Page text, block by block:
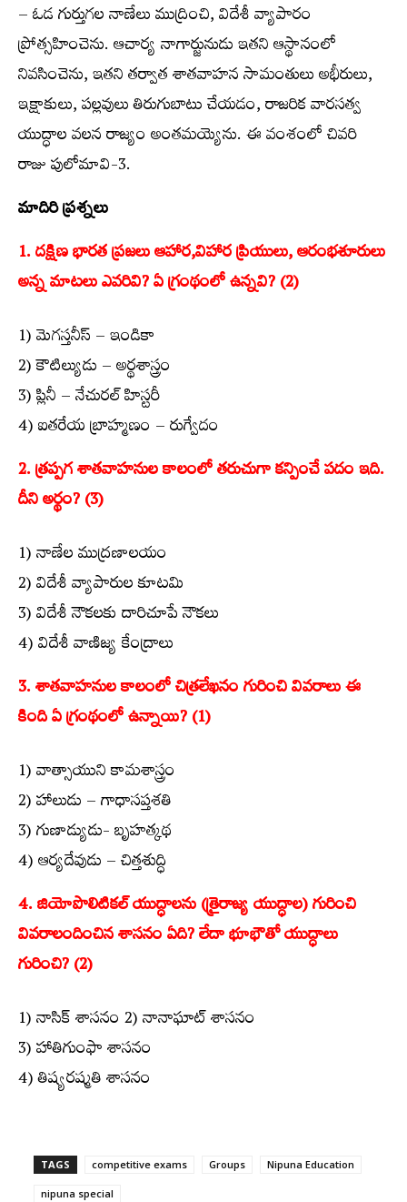
– ఓడ గుర్తుగల నాణేలు ముద్రించి, విదేశీ వ్యాపారం
ప్రోత్సహించెను. ఆచార్య నాగార్జునుడు ఇతని ఆస్థానంలో
నివసించెను, ఇతని తర్వాత శాతవాహన సామంతులు అభీరులు,
ఇక్షాకులు, పల్లవులు తిరుగుబాటు చేయడం, రాజరిక వారసత్వ
యుద్ధాల వలన రాజ్యం అంతమయ్యెను. ఈ వంశంలో చివరి
రాజు పులోమావి-3.
మాదిరి ప్రశ్నలు
1. దక్షిణ భారత ప్రజలు ఆహార,విహార ప్రియులు, ఆరంభశూరులు
అన్న మాటలు ఎవరివి? ఏ గ్రంథంలో ఉన్నవి? (2)
1) మెగస్తనీస్ – ఇండికా
2) కౌటిల్యుడు – అర్థశాస్త్రం
3) ప్లినీ – నేచురల్ హిస్టరీ
4) ఐతరేయ బ్రాహ్మణం – రుగ్వేదం
2. త్రప్పగ శాతవాహనుల కాలంలో తరుచుగా కన్పించే పదం ఇది.
దీని అర్థం? (3)
1) నాణేల ముద్రణాలయం
2) విదేశీ వ్యాపారుల కూటమి
3) విదేశీ నౌకలకు దారిచూపే నౌకలు
4) విదేశీ వాణిజ్య కేంద్రాలు
3. శాతవాహనుల కాలంలో చిత్రలేఖనం గురించి వివరాలు ఈ
కింది ఏ గ్రంథంలో ఉన్నాయి? (1)
1) వాత్సాయుని కామశాస్త్రం
2) హాలుడు – గాధాసప్తశతి
3) గుణాడ్యుడు- బృహత్కథ
4) ఆర్యదేవుడు – చిత్తశుద్ధి
4. జియోపొలిటికల్ యుద్ధాలను (త్రైరాజ్య యుద్ధాల) గురించి
వివరాలందించిన శాసనం ఏది? లేదా భూభౌతో యుద్ధాలు
గురించి? (2)
1) నాసిక్ శాసనం 2) నానాఘాట్ శాసనం
3) హాతిగుంఫా శాసనం
4) తిష్యరష్మతి శాసనం
TAGS competitive exams Groups‌ Nipuna Education
nipuna special